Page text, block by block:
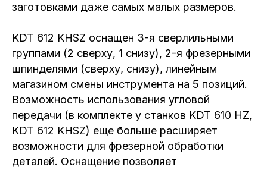
заготовками даже самых малых размеров.
KDT 612 KHSZ оснащен 3-я сверлильными
группами (2 сверху, 1 снизу), 2-я фрезерными
шпинделями (сверху, снизу), линейным
магазином смены инструмента на 5 позиций.
Возможность использования угловой
передачи (в комплекте у станков KDT 610 HZ,
KDT 612 KHSZ) еще больше расширяет
возможности для фрезерной обработки
деталей. Оснащение позволяет